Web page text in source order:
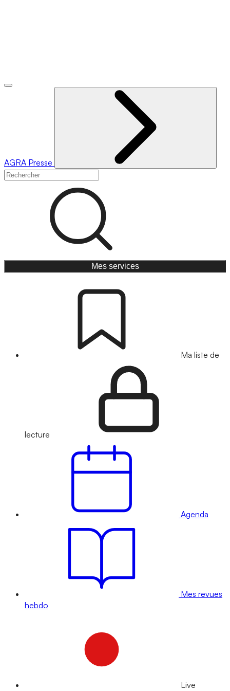
AGRA Presse
Mes services
Ma liste de
lecture
Agenda
Mes revues
hebdo
Live